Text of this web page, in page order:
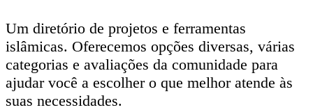
Um diretório de projetos e ferramentas
islâmicas. Oferecemos opções diversas, várias
categorias e avaliações da comunidade para
ajudar você a escolher o que melhor atende às
suas necessidades.